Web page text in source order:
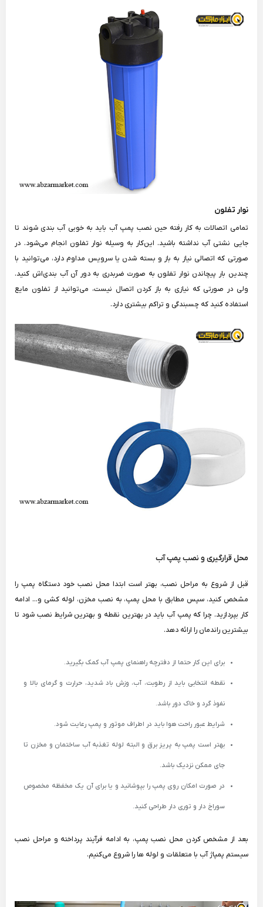
نوار تفلون
تمامی اتصالات به کار رفته حین نصب پمپ آب باید به خوبی آب بندی شوند تا
جایی نشتی آب نداشته باشید. این‌کار به وسیله نوار تفلون انجام می‌شود. در
صورتی که اتصالی نیاز به باز و بسته شدن یا سرویس مداوم دارد، می‌توانید با
چندین بار پیچاندن نوار تفلون به صورت ضربدری به دور آن آب‌ بندی‌اش کنید.
ولی در صورتی که نیازی به باز کردن اتصال نیست، می‌توانید از تفلون مایع
استفاده کنید که چسبندگی و تراکم بیشتری دارد.
محل قرارگیری و نصب پمپ آب
قبل از شروع به مراحل نصب، بهتر است ابتدا محل نصب خود دستگاه پمپ را
مشخص کنید، سپس مطابق با محل پمپ، به نصب مخزن، لوله کشی و... ادامه
کار بپردازید. چرا که پمپ آب باید در بهترین نقطه و بهترین شرایط نصب شود تا
بیشترین راندمان را ارائه دهد.
برای این کار حتما از دفترچه راهنمای پمپ آب کمک بگیرید.
نقطه انتخابی باید از رطوبت، آب، وزش باد شدید، حرارت و گرمای بالا و
نفوذ گرد و خاک دور باشد.
شرایط عبور راحت هوا باید در اطراف موتور و پمپ رعایت شود.
بهتر است پمپ به پریز برق و البته لوله تغذبه آب ساختمان و مخزن تا
جای ممکن نزدیک باشد.
در صورت امکان روی پمپ را بپوشانید و یا برای آن یک مخفظه مخصوص
سوراخ دار و توری دار طراحی کنید.
بعد از مشخص کردن محل نصب پمپ، به ادامه فرآیند پرداخته و مراحل نصب
سیستم پمپاژ آب با متعلقات و لوله ها را شروع می‌کنیم.